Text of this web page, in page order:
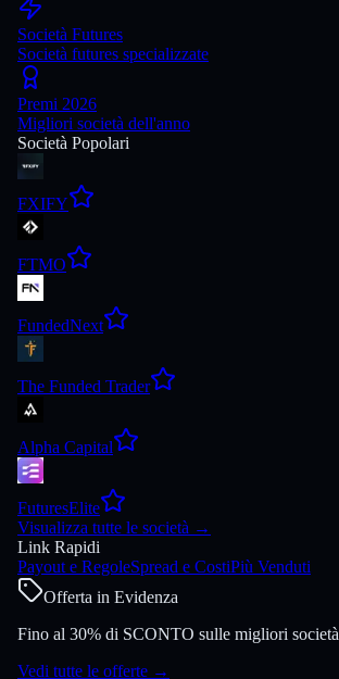
Società Futures
Società futures specializzate
Premi 2026
Migliori società dell'anno
Società Popolari
FXIFY
FTMO
FundedNext
The Funded Trader
Alpha Capital
FuturesElite
Visualizza tutte le società →
Link Rapidi
Payout e RegoleSpread e CostiPiù Venduti
Offerta in Evidenza
Fino al 30% di SCONTO sulle migliori società
Vedi tutte le offerte →